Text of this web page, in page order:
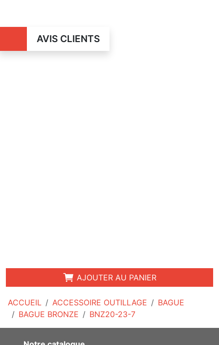
ACCUEIL ACCESSOIRE OUTILLAGE
BAGUE
BAGUE BRONZE
BNZ20-23-7
AVIS CLIENTS
AJOUTER AU PANIER